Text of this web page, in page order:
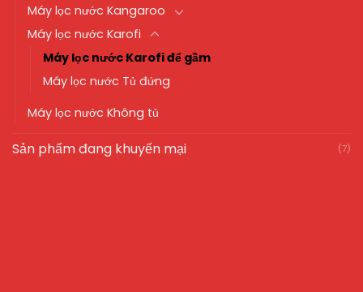
Máy lọc nước Kangaroo
Máy lọc nước Karofi
Máy lọc nước Karofi để gầm
Máy lọc nước Tủ đứng
Máy lọc nước Không tủ
Sản phẩm đang khuyến mại (7)